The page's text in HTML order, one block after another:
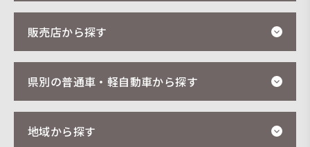
販売店から探す
県別の普通車・軽自動車から探す
地域から探す